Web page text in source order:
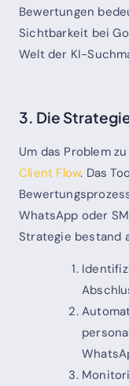
Bewertungen
Sichtbarkeit bei
Welt der KI-
3. Die
Um das Problem
Client Flow. Das
WhatsApp oder
Strategie bestand